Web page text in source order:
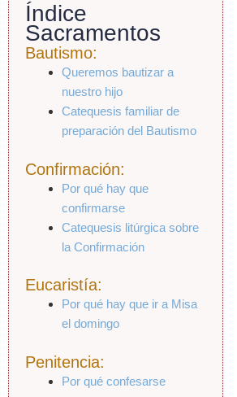
Índice
Sacramentos
Bautismo:
Queremos bautizar a
nuestro hijo
Catequesis familiar de
preparación del Bautismo
Confirmación:
Por qué hay que
confirmarse
Catequesis litúrgica sobre
la Confirmación
Eucaristía:
Por qué hay que ir a Misa
el domingo
Penitencia:
Por qué confesarse